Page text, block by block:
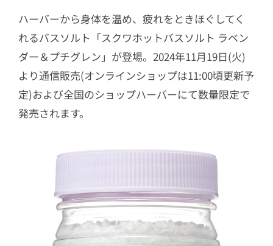
ハーバーから身体を温め、疲れをときほぐしてく
れるバスソルト「スクワホットバスソルト ラベン
ダー＆プチグレン」が登場。2024年11月19日(火)
より通信販売(オンラインショップは11:00頃更新予
定)および全国のショップハーバーにて数量限定で
発売されます。